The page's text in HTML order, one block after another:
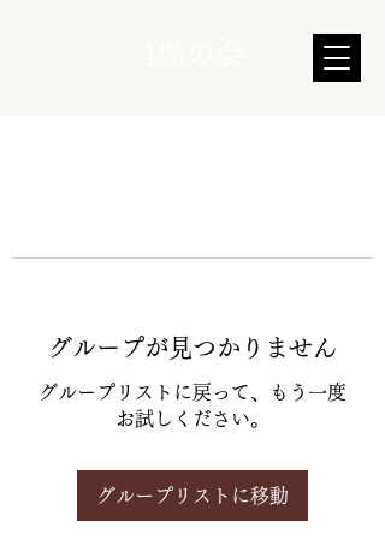
グループが見つかりません
グループリストに戻って、もう一度
お試しください。
グループリストに移動